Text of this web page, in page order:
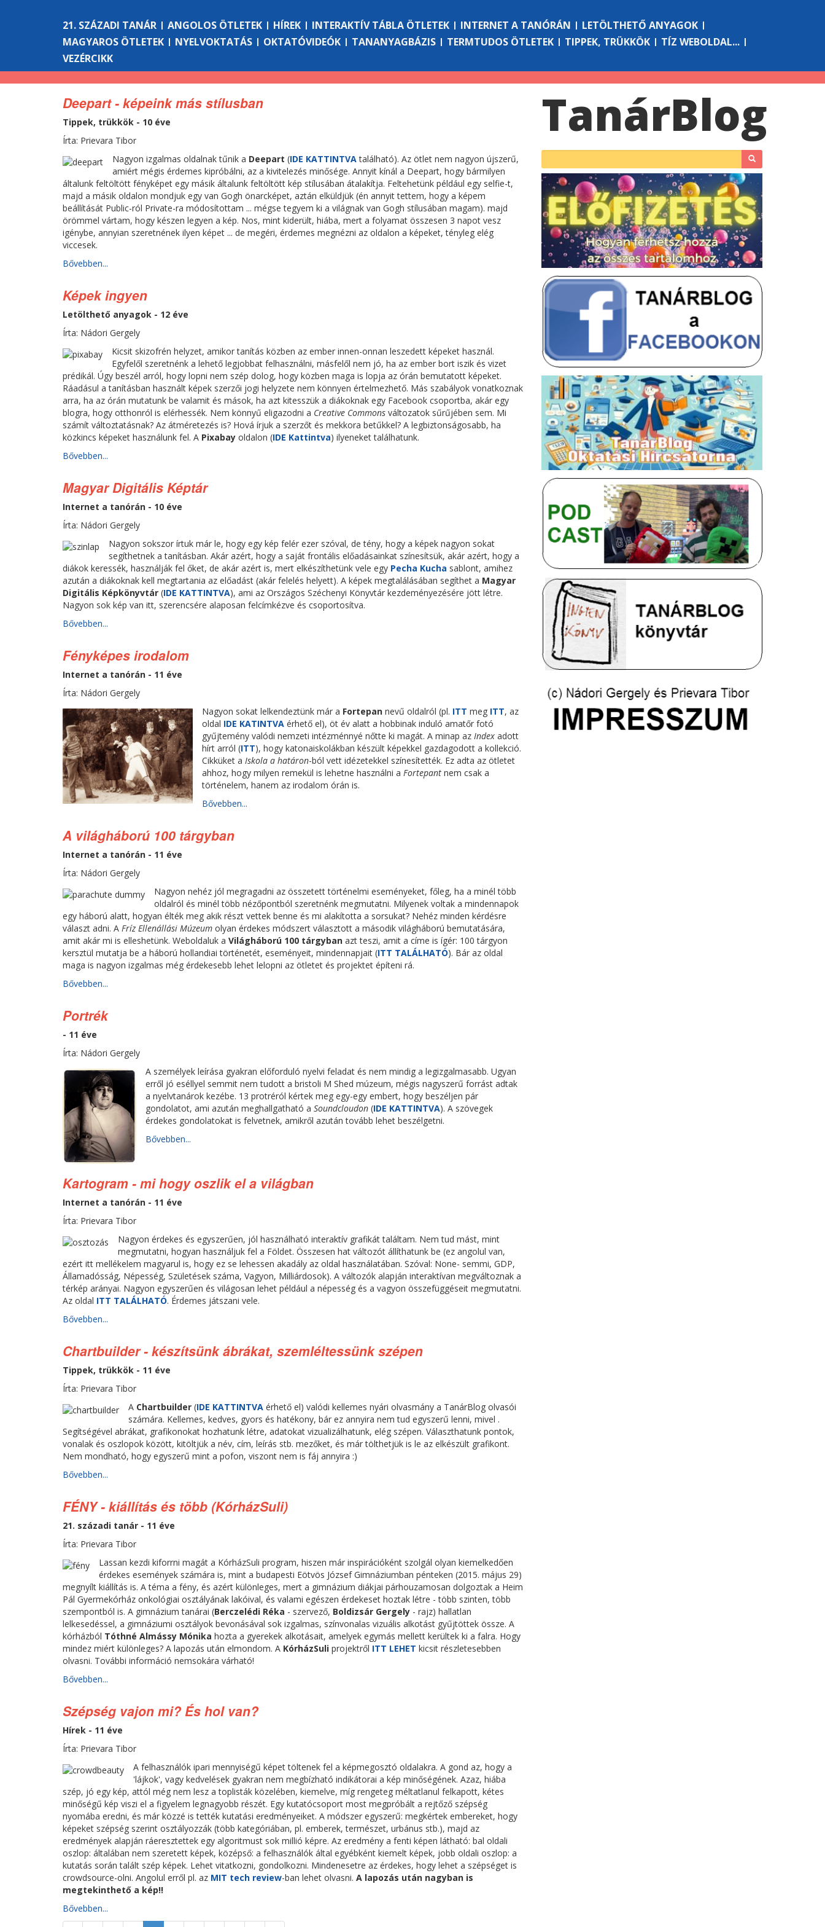
21. SZÁZADI TANÁR ANGOLOS ÖTLETEK HÍREK INTERAKTÍV TÁBLA ÖTLETEK INTERNET A TANÓRÁN
LETÖLTHETŐ ANYAGOK
MAGYAROS ÖTLETEK
NYELVOKTATÁS OKTATÓVIDEÓK TANANYAGBÁZIS TERMTUDOS ÖTLETEK TIPPEK, TRÜKKÖK
TÍZ WEBOLDAL...
VEZÉRCIKK
Deepart - képeink más stílusban
Tippek, trükkök - 10 éve
Írta: Prievara Tibor
Nagyon izgalmas oldalnak tűnik a Deepart (IDE KATTINTVAtalálható). Az ötlet nem nagyon újszerű,
amiért mégis érdemes kipróbálni, az a kivitelezés minősége. Annyit kínál a Deepart, hogy bármilyen
általunk feltöltött fényképet egy másik általunk feltöltött kép stílusában átalakítja. Feltehetünk például egy selfie-t,
majd a másik oldalon mondjuk egy van Gogh önarcképet, aztán elküldjük (én annyit tettem, hogy a képem
beállítását Public-ról Private-ra módosítottam ... mégse tegyem ki a világnak van Gogh stílusában magam). majd
örömmel vártam, hogy készen legyen a kép. Nos, mint kiderült, hiába, mert a folyamat összesen 3 napot vesz
igénybe, annyian szeretnének ilyen képet ... de megéri, érdemes megnézni az oldalon a képeket, tényleg elég
viccesek.
Bővebben...
Képek ingyen
Letölthető anyagok - 12 éve
Írta: Nádori Gergely
Kicsit skizofrén helyzet, amikor tanítás közben az ember innen-onnan leszedett képeket használ.
Egyfelől szeretnénk a lehető legjobbat felhasználni, másfelől nem jó, ha az ember bort iszik és vizet
prédikál. Úgy beszél arról, hogy lopni nem szép dolog, hogy közben maga is lopja az órán bemutatott képeket.
Ráadásul a tanításban használt képek szerzői jogi helyzete nem könnyen értelmezhető. Más szabályok vonatkoznak
arra, ha az órán mutatunk be valamit és mások, ha azt kitesszük a diákoknak egy Facebook csoportba, akár egy
blogra, hogy otthonról is elérhessék. Nem könnyű eligazodni a Creative Commons változatok sűrűjében sem. Mi
számít változtatásnak? Az átméretezés is? Hová írjuk a szerzőt és mekkora betűkkel? A legbiztonságosabb, ha
közkincs képeket használunk fel. A Pixabay oldalon (IDE Kattintva) ilyeneket találhatunk.
Bővebben...
Magyar Digitális Képtár
Internet a tanórán - 10 éve
Írta: Nádori Gergely
Nagyon sokszor írtuk már le, hogy egy kép felér ezer szóval, de tény, hogy a képek nagyon sokat
segíthetnek a tanításban. Akár azért, hogy a saját frontális előadásainkat színesítsük, akár azért, hogy a
diákok keressék, használják fel őket, de akár azért is, mert elkészíthetünk vele egy Pecha Kucha sablont, amihez
azután a diákoknak kell megtartania az előadást (akár felelés helyett). A képek megtalálásában segíthet a Magyar
Digitális Képkönyvtár (IDE KATTINTVA), ami az Országos Széchenyi Könyvtár kezdeményezésére jött létre.
Nagyon sok kép van itt, szerencsére alaposan felcímkézve és csoportosítva.
Bővebben...
Fényképes irodalom
Internet a tanórán - 11 éve
Írta: Nádori Gergely
Nagyon sokat lelkendeztünk már a Fortepannevű oldalról (pl. ITT meg ITT, az
oldal IDE KATINTVAérhető el), öt év alatt a hobbinak induló amatőr fotó
gyűjtemény valódi nemzeti intézménnyé nőtte ki magát. A minap az Indexadott
hírt arról (ITT), hogy katonaiskolákban készült képekkel gazdagodott a kollekció.
Cikküket a Iskola a határon-ból vett idézetekkel színesítették. Ez adta az ötletet
ahhoz, hogy milyen remekül is lehetne használni a Fortepantnem csak a
történelem, hanem az irodalom órán is.
Bővebben...
A világháború 100 tárgyban
Internet a tanórán - 11 éve
Írta: Nádori Gergely
Nagyon nehéz jól megragadni az összetett történelmi eseményeket, főleg, ha a minél több
oldalról és minél több nézőpontból szeretnénk megmutatni. Milyenek voltak a mindennapok
egy háború alatt, hogyan élték meg akik részt vettek benne és mi alakította a sorsukat? Nehéz minden kérdésre
választ adni. A Fríz Ellenállási Múzeum olyan érdekes módszert választott a második világháború bemutatására,
amit akár mi is elleshetünk. Weboldaluk a Világháború 100 tárgyban azt teszi, amit a címe is ígér: 100 tárgyon
kersztül mutatja be a háború hollandiai történetét, eseményeit, mindennapjait (ITT TALÁLHATÓ). Bár az oldal
maga is nagyon izgalmas még érdekesebb lehet lelopni az ötletet és projektet építeni rá.
Bővebben...
Portrék
- 11 éve
Írta: Nádori Gergely
A személyek leírása gyakran előforduló nyelvi feladat és nem mindig a legizgalmasabb. Ugyan
erről jó eséllyel semmit nem tudott a bristoli M Shed múzeum, mégis nagyszerű forrást adtak
a nyelvtanárok kezébe. 13 protréról kértek meg egy-egy embert, hogy beszéljen pár
gondolatot, ami azután meghallgatható a Soundcloudon(IDE KATTINTVA). A szövegek
érdekes gondolatokat is felvetnek, amikről azután tovább lehet beszélgetni.
Bővebben...
Kartogram - mi hogy oszlik el a világban
Internet a tanórán - 11 éve
Írta: Prievara Tibor
Nagyon érdekes és egyszerűen, jól használható interaktív grafikát találtam. Nem tud mást, mint
megmutatni, hogyan használjuk fel a Földet. Összesen hat változót állíthatunk be (ez angolul van,
ezért itt mellékelem magyarul is, hogy ez se lehessen akadály az oldal használatában. Szóval: None- semmi, GDP,
Államadósság, Népesség, Születések száma, Vagyon, Milliárdosok). A változók alapján interaktívan megváltoznak a
térkép arányai. Nagyon egyszerűen és világosan lehet például a népesség és a vagyon összefüggéseit megmutatni.
Az oldal ITT TALÁLHATÓ. Érdemes játszani vele.
Bővebben...
Chartbuilder - készítsünk ábrákat, szemléltessünk szépen
Tippek, trükkök - 11 éve
Írta: Prievara Tibor
A Chartbuilder (IDE KATTINTVA érhető el) valódi kellemes nyári olvasmány a TanárBlog olvasói
számára. Kellemes, kedves, gyors és hatékony, bár ez annyira nem tud egyszerű lenni, mivel .
Segítségével abrákat, grafikonokat hozhatunk létre, adatokat vizualizálhatunk, elég szépen. Választhatunk pontok,
vonalak és oszlopok között, kitöltjük a név, cím, leírás stb. mezőket, és már tölthetjük is le az elkészült grafikont.
Nem mondható, hogy egyszerű mint a pofon, viszont nem is fáj annyira :)
Bővebben...
FÉNY - kiállítás és több (KórházSuli)
21. századi tanár - 11 éve
Írta: Prievara Tibor
Lassan kezdi kiforrni magát a KórházSuli program, hiszen már inspirációként szolgál olyan kiemelkedően
érdekes események számára is, mint a budapesti Eötvös József Gimnáziumban pénteken (2015. május 29)
megnyílt kiállítás is. A téma a fény, és azért különleges, mert a gimnázium diákjai párhouzamosan dolgoztak a Heim
Pál Gyermekórház onkológiai osztályának lakóival, és valami egészen érdekeset hoztak létre - több szinten, több
szempontból is. A gimnázium tanárai (Berczelédi Réka - szervező, Boldizsár Gergely - rajz) hallatlan
lelkesedéssel, a gimnáziumi osztályok bevonásával sok izgalmas, színvonalas vizuális alkotást gyűjtöttek össze. A
kórházból Tóthné Almássy Mónika hozta a gyerekek alkotásait, amelyek egymás mellett kerültek ki a falra. Hogy
mindez miért különleges? A lapozás után elmondom. A KórházSuli projektről ITT LEHET kicsit részletesebben
olvasni. További információ nemsokára várható!
Bővebben...
Szépség vajon mi? És hol van?
Hírek - 11 éve
Írta: Prievara Tibor
A felhasználók ipari mennyiségű képet töltenek fel a képmegosztó oldalakra. A gond az, hogy a
'lájkok', vagy kedvelések gyakran nem megbízható indikátorai a kép minőségének. Azaz, hiába
szép, jó egy kép, attól még nem lesz a toplisták közelében, kiemelve, míg rengeteg méltatlanul felkapott, kétes
minőségű kép viszi el a figyelem legnagyobb részét. Egy kutatócsoport most megpróbált a rejtőző szépség
nyomába eredni, és már közzé is tették kutatási eredményeiket. A módszer egyszerű: megkértek embereket, hogy
képeket szépség szerint osztályozzák (több kategóriában, pl. emberek, természet, urbánus stb.), majd az
eredmények alapján ráeresztettek egy algoritmust sok millió képre. Az eredmény a fenti képen látható: bal oldali
oszlop: általában nem szeretett képek, középső: a felhasználók által egyébként kiemelt képek, jobb oldali oszlop: a
kutatás során talált szép képek. Lehet vitatkozni, gondolkozni. Mindenesetre az érdekes, hogy lehet a szépséget is
crowdsource-olni. Angolul erről pl. az MIT tech review-ban lehet olvasni. A lapozás után nagyban is
megtekinthető a kép!!
Bővebben...
TanárBlog